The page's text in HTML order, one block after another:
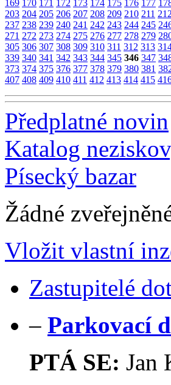
169 170 171 172 173 174 175 176 177
203 204 205 206 207 208 209 210 211 212
237 238 239 240 241 242 243 244 245
271 272 273 274 275 276 277 278 279
305 306 307 308 309 310 311 312 313
339 340 341 342 343 344 345 346 347
373 374 375 376 377 378 379 380 381
407 408 409 410 411 412 413 414 415
Předplatné novin
Katalog
Písecký bazar
Žádné
Vložit vlastní
Zastupitelé
– Parkovací
PTÁ SE: Jan